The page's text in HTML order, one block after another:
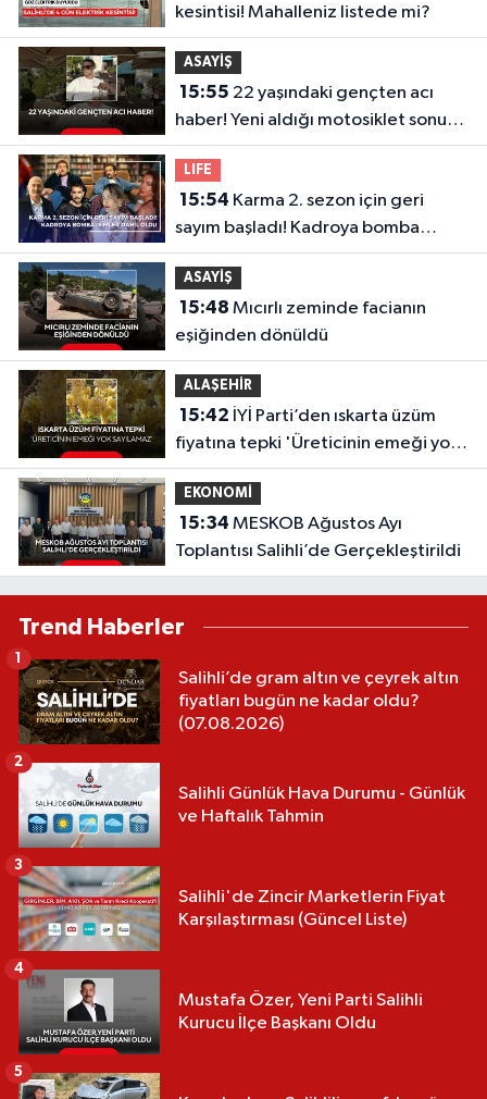
kesintisi! Mahalleniz listede mi?
ASAYİŞ
15:55
haber! Yeni aldığı motosiklet sonu
oldu
LIFE
15:54
sayım başladı! Kadroya bomba
isimler dahil oldu
ASAYİŞ
15:48
eşiğinden dönüldü
ALAŞEHİR
15:42
fiyatına tepki 'Üreticinin emeği yok
sayılamaz'
EKONOMİ
15:34
Toplantısı Salihli’de Gerçekleştirildi
Trend Haberler
Salihli’de gram altın ve çeyrek altın
fiyatları bugün ne kadar oldu?
(07.08.2026)
1
Salihli Günlük Hava Durumu - Günlük
ve Haftalık Tahmin
2
Salihli'de Zincir Marketlerin Fiyat
Karşılaştırması (Güncel Liste)
3
Mustafa Özer, Yeni Parti Salihli
Kurucu İlçe Başkanı Oldu
4
5